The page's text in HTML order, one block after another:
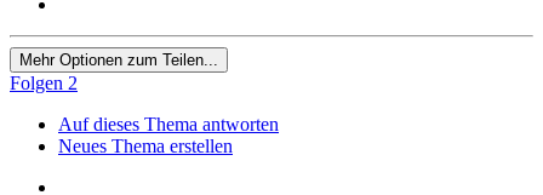
Mehr Optionen zum Teilen...
Folgen 2
Auf dieses Thema antworten
Neues Thema erstellen